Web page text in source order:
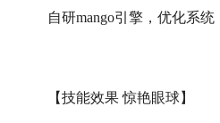
自研mango引擎，优化系统
【技能效果 惊艳眼球】